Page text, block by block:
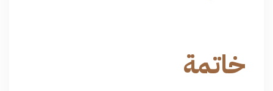
خاتمة